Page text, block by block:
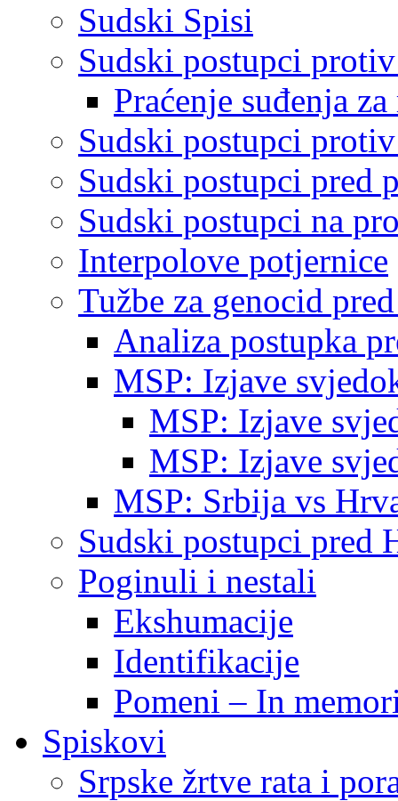
Sudski Spisi
Sudski postupci
Praćenje suđenja
Sudski postupci
Sudski postupci pred
Sudski postupci na
Interpolove potjernice
Tužbe za genocid
Analiza postupka
MSP: Izjave
MSP: Izjave
MSP: Izjave
MSP: Srbija vs
Sudski postupci pred
Poginuli i nestali
Ekshumacije
Identifikacije
Pomeni – In
Spiskovi
Srpske žrtve rata i